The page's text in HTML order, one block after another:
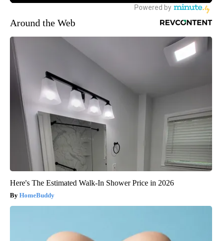
Around the Web
Here's The Estimated Walk-In Shower Price in 2026
HomeBuddy